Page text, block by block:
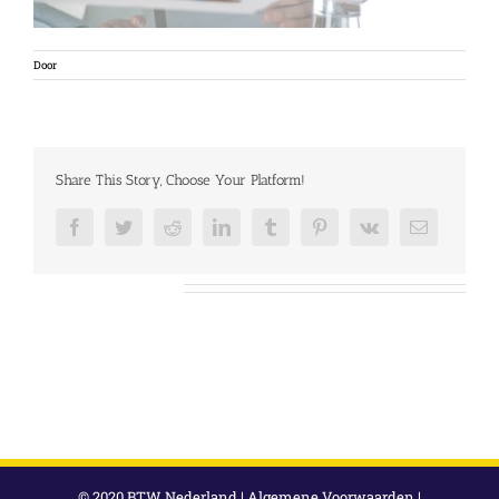
Door
Share This Story, Choose Your Platform!
FacebookTwitterRedditLinkedInTumblr PinterestVk
E-